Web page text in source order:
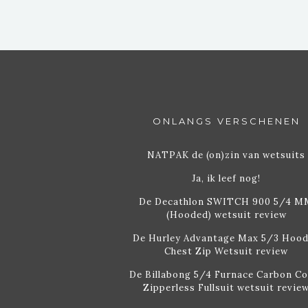
ONLANGS VERSCHENEN
NATPAK de (on)zin van wetsuits
Ja, ik leef nog!
De Decathlon SWITCH 900 5/4
(Hooded) wetsuit review
De Hurley Advantage Max 5/3
Chest Zip Wetsuit review
De Billabong 5/4 Furnace Carbon
Zipperless Fullsuit wetsuit